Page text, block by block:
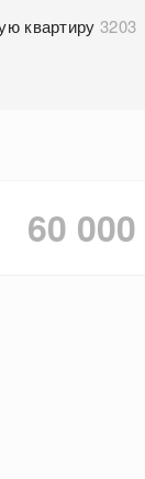
квартиру 3203
60 000